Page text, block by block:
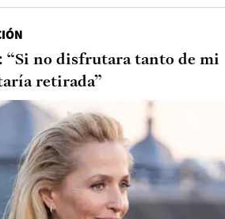
no disfrutara tanto de mi
retirada”